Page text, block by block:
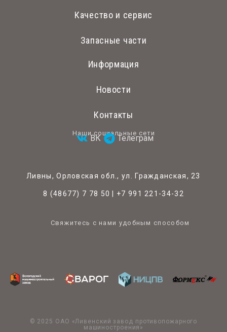
Качество и сервис
Запасные части
Информация
Новости
Контакты
Наши социальные сети
ВК Телеграм
Ливны, Орловская обл., ул. Гражданская, 23
8 (48677) 7 78 50 +7 991 221-34-32
Свяжитесь с нами удобным способом
© 2025 ОАО «Ливенский завод противопожарного
машиностроения»